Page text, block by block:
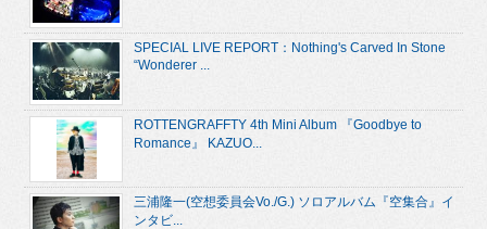
SPECIAL LIVE REPORT：Nothing's Carved In Stone
“Wonderer ...
ROTTENGRAFFTY 4th Mini Album 『Goodbye to
Romance』 KAZUO...
三浦隆一(空想委員会Vo./G.) ソロアルバム『空集合』イ
ンタビ...